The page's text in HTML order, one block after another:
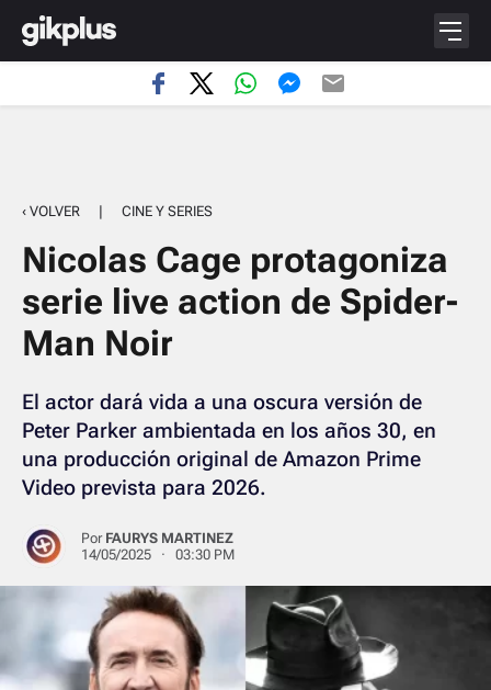
‹ VOLVER | CINE Y SERIES
Nicolas Cage protagoniza
serie live action de Spider-
Man Noir
El actor dará vida a una oscura versión de
Peter Parker ambientada en los años 30, en
una producción original de Amazon Prime
Video prevista para 2026.
Por FAURYS MARTINEZ
14/05/2025 · 03:30 PM